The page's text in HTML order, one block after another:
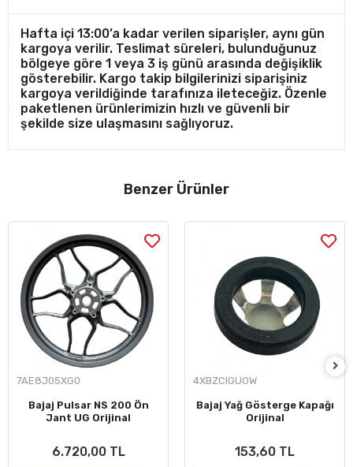
Hafta içi 13:00’a kadar verilen siparişler, aynı gün
kargoya verilir. Teslimat süreleri, bulunduğunuz
bölgeye göre 1 veya 3 iş günü arasında değişiklik
gösterebilir. Kargo takip bilgilerinizi siparişiniz
kargoya verildiğinde tarafınıza ileteceğiz. Özenle
paketlenen ürünlerimizin hızlı ve güvenli bir
şekilde size ulaşmasını sağlıyoruz.
Benzer Ürünler
7AE8J05XG0
Bajaj Pulsar NS 200 Ön
Jant UG Orijinal
6.720,00 TL
4XBZCIGUOW
Bajaj Yağ Gösterge Kapağı
Orijinal
153,60 TL